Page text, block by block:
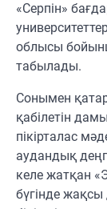
«Серпін»
облысы
табылады.
Сонымен
қабілетін
пікірталас
аудандық
келе жатқан
бүгінде